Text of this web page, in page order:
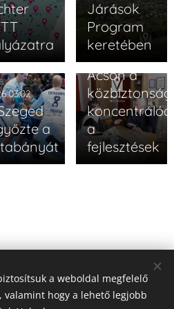
Járások
Program
keretében
a
Ácson a
a
fejlesztések
Korábbi bejegyzés
a weboldal megfelelő
valamint hogy a lehető legjobb